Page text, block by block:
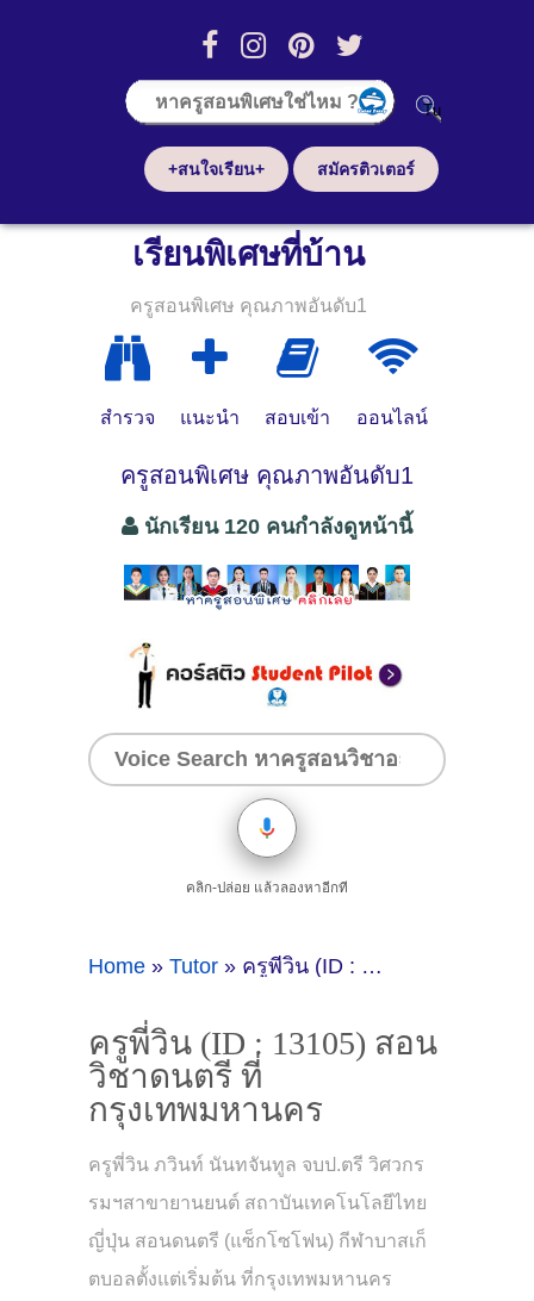
+สนใจเรียน+ สมัครติวเตอร์
เรียนพิเศษที่บ้าน
ครูสอนพิเศษ คุณภาพอันดับ1
สำรวจ แนะนำ สอบเข้า ออนไลน์
ครูสอนพิเศษ คุณภาพอันดับ1
นักเรียน 120 คนกำลังดูหน้านี้
คลิก-ปล่อย แล้วลองหาอีกที
Home » Tutor » ครูพี่วิน (ID : 13105) สอนวิชาดนตรี ที่กรุงเทพมหานคร
ครูพี่วิน (ID : 13105) สอน
วิชาดนตรี ที่
กรุงเทพมหานคร
ครูพี่วิน ภวินท์ นันทจันทูล จบป.ตรี วิศวกร
รมฯสาขายานยนต์ สถาบันเทคโนโลยีไทย
ญี่ปุ่น สอนดนตรี (แซ็กโซโฟน) กีฬาบาสเก็
ตบอลตั้งแต่เริ่มต้น ที่กรุงเทพมหานคร